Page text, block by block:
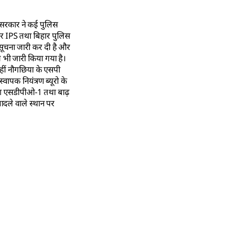
ने कई पुलिस
IPS तथा बिहार पुलिस
जारी कर दी है और
जारी किया गया है।
नौगछिया के एसपी
नियंत्रण ब्यूरो के
एसडीपीओ-1 तथा बाढ़
वाले स्थान पर